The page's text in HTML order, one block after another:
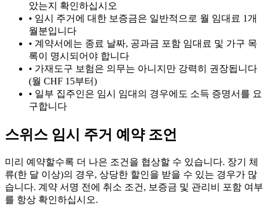
았는지 확인하십시오
• 임시 주거에 대한 보증금은 일반적으로 월 임대료 1개
월분입니다
• 계약서에는 종료 날짜, 공과금 포함 임대료 및 가구 목
록이 명시되어야 합니다
• 가재도구 보험은 의무는 아니지만 강력히 권장됩니다
(월 CHF 15부터)
• 일부 집주인은 임시 임대의 경우에도 소득 증명서를 요
구합니다
스위스 임시 주거 예약 조언
미리 예약할수록 더 나은 조건을 협상할 수 있습니다. 장기 체
류(한 달 이상)의 경우, 상당한 할인을 받을 수 있는 경우가 많
습니다. 계약 서명 전에 취소 조건, 보증금 및 관리비 포함 여부
를 항상 확인하십시오.